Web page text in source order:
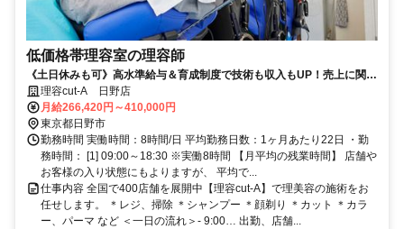
低価格帯理容室の理容師
《土日休みも可》高水準給与＆育成制度で技術も収入もUP！売上に関わ
らず毎月給与保障＋歩合あり！ノルマなし◎年4回昇給チャンス有
理容cut-A 日野店
月給266,420円～410,000円
東京都日野市
勤務時間 実働時間：8時間/日 平均勤務日数：1ヶ月あたり22日 ・勤
務時間： [1] 09:00～18:30 ※実働8時間 【月平均の残業時間】 店舗や
お客様の入り状態にもよりますが、 平均で...
仕事内容 全国で400店舗を展開中【理容cut-A】で理美容の施術をお
任せします。 ＊レジ、掃除 ＊シャンプー ＊顔剃り ＊カット ＊カラ
ー、パーマ など ＜一日の流れ＞- 9:00… 出勤、店舗...